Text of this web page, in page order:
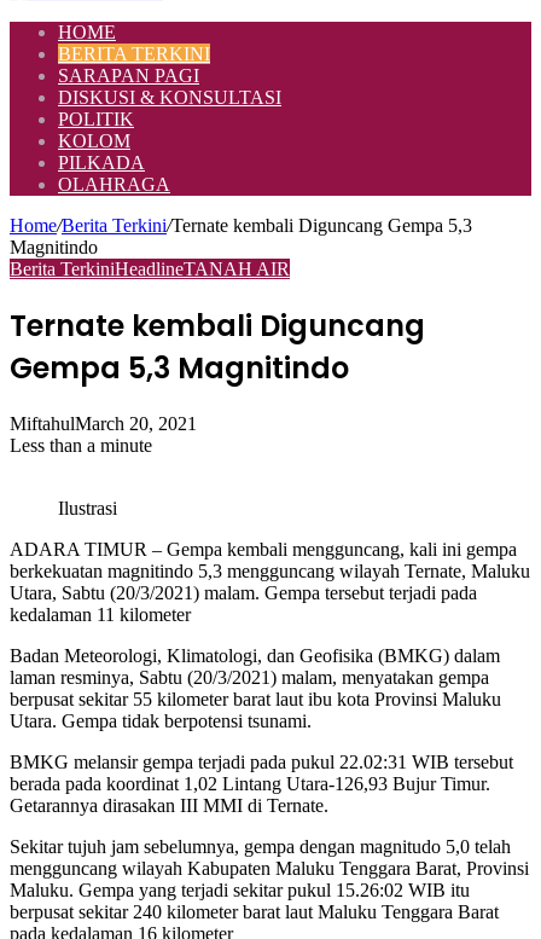
HOME
BERITA TERKINI
SARAPAN PAGI
DISKUSI & KONSULTASI
POLITIK
KOLOM
PILKADA
OLAHRAGA
Home/Berita Terkini/Ternate kembali Diguncang Gempa 5,3
Magnitindo
Berita TerkiniHeadlineTANAH AIR
Ternate kembali Diguncang
Gempa 5,3 Magnitindo
MiftahulMarch 20, 2021
Less than a minute
Ilustrasi
ADARA TIMUR – Gempa kembali mengguncang, kali ini gempa
berkekuatan magnitindo 5,3 mengguncang wilayah Ternate, Maluku
Utara, Sabtu (20/3/2021) malam. Gempa tersebut terjadi pada
kedalaman 11 kilometer
Badan Meteorologi, Klimatologi, dan Geofisika (BMKG) dalam
laman resminya, Sabtu (20/3/2021) malam, menyatakan gempa
berpusat sekitar 55 kilometer barat laut ibu kota Provinsi Maluku
Utara. Gempa tidak berpotensi tsunami.
BMKG melansir gempa terjadi pada pukul 22.02:31 WIB tersebut
berada pada koordinat 1,02 Lintang Utara-126,93 Bujur Timur.
Getarannya dirasakan III MMI di Ternate.
Sekitar tujuh jam sebelumnya, gempa dengan magnitudo 5,0 telah
mengguncang wilayah Kabupaten Maluku Tenggara Barat, Provinsi
Maluku. Gempa yang terjadi sekitar pukul 15.26:02 WIB itu
berpusat sekitar 240 kilometer barat laut Maluku Tenggara Barat
pada kedalaman 16 kilometer